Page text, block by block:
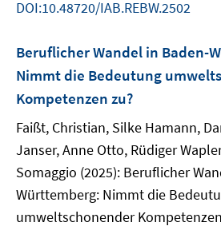
DOI:10.48720/IAB.REBW.2502
Beruflicher Wandel in Baden-
Nimmt die Bedeutung
Kompetenzen zu?
Faißt, Christian, Silke Hamann,
Janser, Anne Otto, Rüdiger
Somaggio (2025): Beruflicher
Württemberg: Nimmt die
umweltschonender